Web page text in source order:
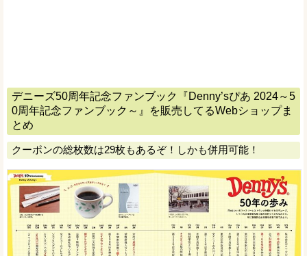
デニーズ50周年記念ファンブック『Denny’sぴあ 2024～5
0周年記念ファンブック～』を販売してるWebショップま
とめ
クーポンの総枚数は29枚もあるぞ！しかも併用可能！